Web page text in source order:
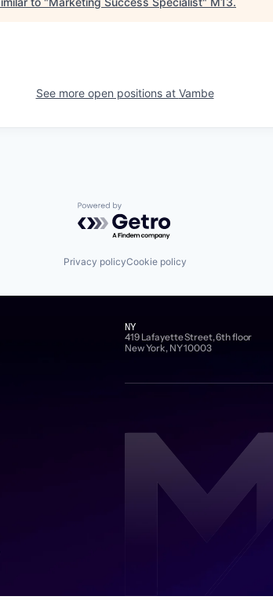
See more open positions at Vambe
Powered by Getro.com
Privacy policyCookie policy
NY
419 Lafayette Street, 6th floor
New York, NY 10003